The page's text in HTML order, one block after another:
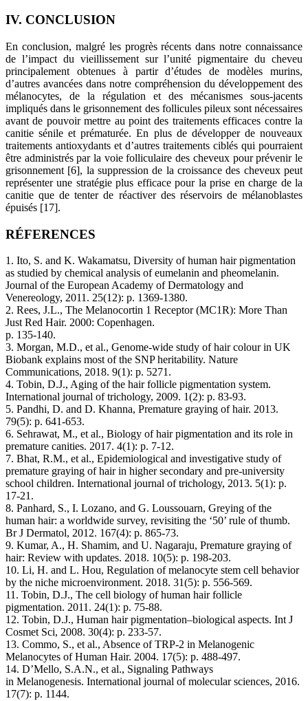
IV. CONCLUSION
En conclusion, malgré les progrès récents dans notre connaissance
de l’impact du vieillissement sur l’unité pigmentaire du cheveu
principalement obtenues à partir d’études de modèles murins,
d’autres avancées dans notre compréhension du développement des
mélanocytes, de la régulation et des mécanismes sous-jacents
impliqués dans le grisonnement des follicules pileux sont nécessaires
avant de pouvoir mettre au point des traitements efficaces contre la
canitie sénile et prématurée. En plus de développer de nouveaux
traitements antioxydants et d’autres traitements ciblés qui pourraient
être administrés par la voie folliculaire des cheveux pour prévenir le
grisonnement [6], la suppression de la croissance des cheveux peut
représenter une stratégie plus efficace pour la prise en charge de la
canitie que de tenter de réactiver des réservoirs de mélanoblastes
épuisés [17].
RÉFERENCES
1. Ito, S. and K. Wakamatsu, Diversity of human hair pigmentation
as studied by chemical analysis of eumelanin and pheomelanin.
Journal of the European Academy of Dermatology and
Venereology, 2011. 25(12): p. 1369-1380.
2. Rees, J.L., The Melanocortin 1 Receptor (MC1R): More Than
Just Red Hair. 2000: Copenhagen.
p. 135-140.
3. Morgan, M.D., et al., Genome-wide study of hair colour in UK
Biobank explains most of the SNP heritability. Nature
Communications, 2018. 9(1): p. 5271.
4. Tobin, D.J., Aging of the hair follicle pigmentation system.
International journal of trichology, 2009. 1(2): p. 83-93.
5. Pandhi, D. and D. Khanna, Premature graying of hair. 2013.
79(5): p. 641-653.
6. Sehrawat, M., et al., Biology of hair pigmentation and its role in
premature canities. 2017. 4(1): p. 7-12.
7. Bhat, R.M., et al., Epidemiological and investigative study of
premature graying of hair in higher secondary and pre-university
school children. International journal of trichology, 2013. 5(1): p.
17-21.
8. Panhard, S., I. Lozano, and G. Loussouarn, Greying of the
human hair: a worldwide survey, revisiting the ‘50’ rule of thumb.
Br J Dermatol, 2012. 167(4): p. 865-73.
9. Kumar, A., H. Shamim, and U. Nagaraju, Premature graying of
hair: Review with updates. 2018. 10(5): p. 198-203.
10. Li, H. and L. Hou, Regulation of melanocyte stem cell behavior
by the niche microenvironment. 2018. 31(5): p. 556-569.
11. Tobin, D.J., The cell biology of human hair follicle
pigmentation. 2011. 24(1): p. 75-88.
12. Tobin, D.J., Human hair pigmentation–biological aspects. Int J
Cosmet Sci, 2008. 30(4): p. 233-57.
13. Commo, S., et al., Absence of TRP-2 in Melanogenic
Melanocytes of Human Hair. 2004. 17(5): p. 488-497.
14. D’Mello, S.A.N., et al., Signaling Pathways
in Melanogenesis. International journal of molecular sciences, 2016.
17(7): p. 1144.